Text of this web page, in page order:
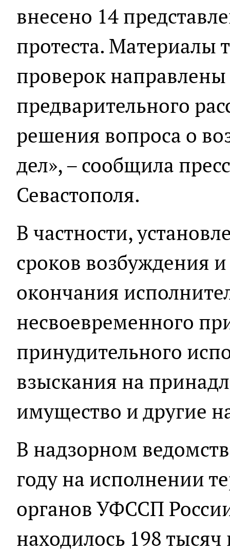
внесено 14
протеста. Материалы
проверок
предварительного
решения вопроса о
дел», – сообщила
Севастополя.
В частности,
сроков возбуждения
окончания
несвоевременного
принудительного
взыскания на
имущество и другие
В надзорном
году на исполнении
органов УФССП
находилось 198